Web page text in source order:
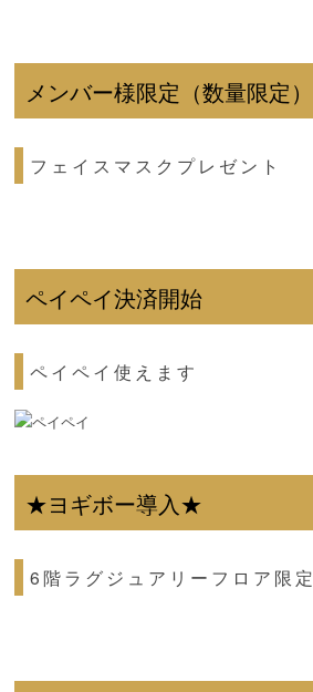
メンバー様限定（数量限定）
フェイスマスクプレゼント
ペイペイ決済開始
ペイペイ使えます
★ヨギボー導入★
6階ラグジュアリーフロア限定